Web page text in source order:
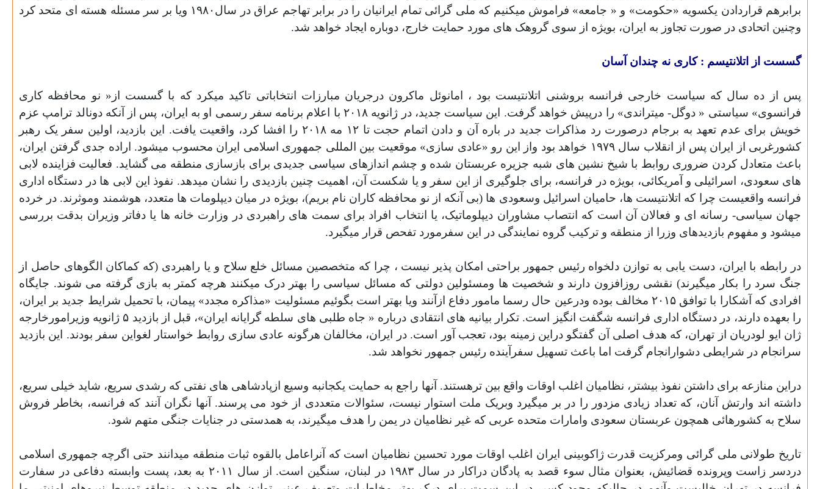
برابرهم قراردادن یکسویه «حکومت» و « جامعه» فراموش میکنیم که ملی گرائی تمام ایرانیان را در برابر تهاجم عراق در سال١٩٨٠ ویا بر سر مسئله هسته ای متحد کرد
وچنین اتحادی در صورت تجاوز به ایران، بویژه از سوی گروهک های مورد حمایت خارج، دوباره ایجاد خواهد شد.
گسست از اتلانتیسم : کاری نه چندان آسان
پس از ده سال که سیاست خارجی فرانسه بروشنی اتلانتیست بود ، امانوئل ماکرون درجریان مبارزات انتخاباتی تاکید میکرد که با گسست از« نو محافظه کاری
فرانسوی» سیاستی « دوگل- میتراندی» را درپیش خواهد گرفت. این سیاست جدید، در ژانویه ٢٠١٨ با اعلام برنامه سفر رسمی او به ایران، پس از آنکه دونالد ترامپ عزم
خویش برای عدم تعهد به برجام درصورت رد مذاکرات جدید در باره آن و
دادن اتمام حجت تا ١٢ مه ٢٠١٨ را افشا کرد، واقعیت یافت. این بازدید، اولین سفر یک رهبر
کشورغربی از ایران پس از انقلاب سال ١٩٧٩ خواهد بود واز این رو «عادی سازی» موقعیت بین المللی جمهوری اسلامی ایران محسوب میشود. اراده جدی گرفتن ایران،
باعث متعادل کردن ضروری روابط با شیخ نشین های شبه جزیره عربستان شده و چشم اندازهای سیاسی جدیدی برای بازسازی منطقه می گشاید. فعالیت فزاینده لابی
های سعودی، اسرائیلی و آمریکائی، بویژه در فرانسه، برای جلوگیری از این سفر و یا شکست آن، اهمیت چنین بازدیدی را نشان میدهد. نفوذ این لابی ها در دستگاه اداری
فرانسه واقعیست چرا که اتلانتیست ها، حامیان اسرائیل وسعودی ها (بی آنکه از نو محافظه کاران نام بریم)، بویژه در میان دیپلومات ها متعدد، هوشمند وموثرند. در خرده
جهان سیاسی- رسانه ای و فعالان آن است که انتصاب مشاوران دیپلوماتیک، یا انتخاب افراد برای سمت های راهبردی در وزارت خانه ها یا دفاتر وزیران بدقت بررسی
میشود و مفهوم بازدیدهای وزرا از منطقه و ترکیب گروه نمایندگی در این سفرمورد تفحص قرار میگیرد.
در رابطه با ایران، دست یابی به توازن دلخواه رئیس جمهور براحتی امکان پذیر نیست ، چرا که متخصصین مسائل خلع سلاح و یا راهبردی (که کماکان الگوهای حاصل از
جنگ سرد را بکار میگیرند) نقشی روزافزون دارند و شخصیت ها ومسئولین دولتی که مسائل سیاسی را بهتر درک میکنند هرچه کمتر به بازی گرفته می شوند. جایگاه
افرادی که آشکارا با توافق ٢٠١۵ مخالف بوده ودرعین حال رسما مامور دفاع ازآنند ویا بهتر است بگوئیم مسئولیت «مذاکره مجدد» پیمان، با تحمیل شرایط جدید بر ایران،
را بعهده دارند، در دستگاه اداری فرانسه شگفت انگیز است. تکرار بیانیه های انتقادی درباره « جاه طلبی های سلطه گرایانه ایران»، قبل از بازدید ۵ ژانویه وزیرامورخارجه
ژان ایو لودریان از تهران، که هدف اصلی آن گفتگو دراین زمینه بود، تعجب آور است. در ایران، مخالفان هرگونه عادی سازی روابط خواستار لغواین سفر بودند. این بازدید
سرانجام در شرایطی دشوارانجام گرفت اما باعث تسهیل سفرآینده رئیس جمهور نخواهد شد.
دراین منازعه برای داشتن نفوذ بیشتر، نظامیان اغلب اوقات واقع بین ترهستند. آنها راجع به حمایت یکجانبه وسیع ازپادشاهی های نفتی که رشدی سریع، شاید خیلی سریع،
داشته اند وارتش آنان، که تعداد زیادی مزدور را در بر میگیرد وبریک ملت استوار نیست، سئوالات متعددی از خود می پرسند. آنها نگران آنند که فرانسه، بخاطر فروش
سلاح به کشورهائی همچون عربستان سعودی وامارات متحده عربی که غیر نظامیان در یمن را هدف میگیرند، به همدستی در جنایات جنگی متهم شود.
تاریخ طولانی ملی گرائی ومرکزیت قدرت ژاکوبینی ایران اغلب اوقات مورد تحسین نظامیان است که آنراعامل بالقوه ثبات منطقه میدانند حتی اگرچه جمهوری اسلامی
دردسر زاست وپرونده قضائیش، بعنوان مثال سوء قصد به پادگان دراکار در سال ١٩٨٣ در لبنان، سنگین است. از سال ٢٠١١ به بعد، پست وابسته دفاعی در سفارت